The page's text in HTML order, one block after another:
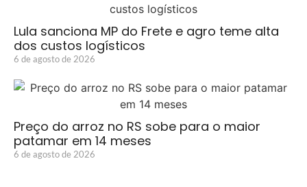
Lula sanciona MP do Frete e agro teme alta
dos custos logísticos
6 de agosto de 2026
Preço do arroz no RS sobe para o maior
patamar em 14 meses
6 de agosto de 2026